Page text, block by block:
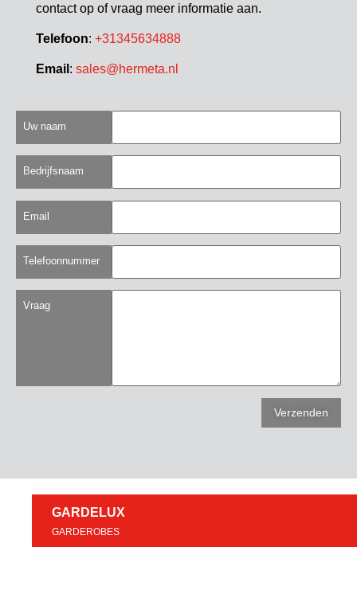
contact op of vraag meer informatie aan.
Telefoon: +31345634888
Email : sales@hermeta.nl
Uw naam
Bedrijfsnaam
Email
Telefoonnummer
Vraag
GARDELUX
GARDEROBES